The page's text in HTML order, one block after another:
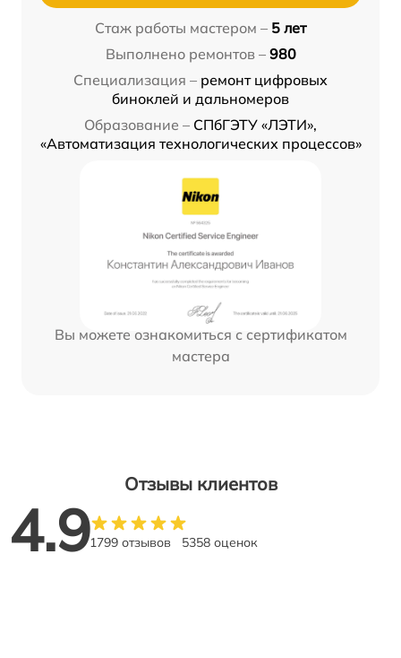
Стаж работы мастером – 5 лет
Выполнено ремонтов – 980
Специализация – ремонт цифровых
биноклей и дальномеров
Образование – СПбГЭТУ «ЛЭТИ»,
«Автоматизация технологических процессов»
Вы можете ознакомиться с сертификатом
мастера
Отзывы клиентов
4.91799 отзывов 5358 оценок